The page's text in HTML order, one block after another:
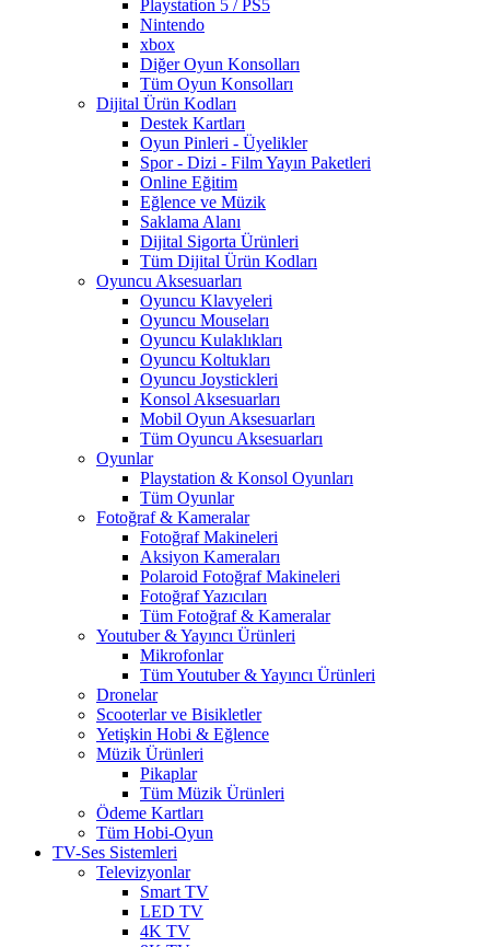
Playstation 5 / PS5
Nintendo
xbox
Diğer Oyun Konsolları
Tüm Oyun Konsolları
Dijital Ürün Kodları
Destek Kartları
Oyun Pinleri - Üyelikler
Spor - Dizi - Film Yayın Paketleri
Online Eğitim
Eğlence ve Müzik
Saklama Alanı
Dijital Sigorta Ürünleri
Tüm Dijital Ürün Kodları
Oyuncu Aksesuarları
Oyuncu Klavyeleri
Oyuncu Mouseları
Oyuncu Kulaklıkları
Oyuncu Koltukları
Oyuncu Joystickleri
Konsol Aksesuarları
Mobil Oyun Aksesuarları
Tüm Oyuncu Aksesuarları
Oyunlar
Playstation & Konsol Oyunları
Tüm Oyunlar
Fotoğraf & Kameralar
Fotoğraf Makineleri
Aksiyon Kameraları
Polaroid Fotoğraf Makineleri
Fotoğraf Yazıcıları
Tüm Fotoğraf & Kameralar
Youtuber & Yayıncı Ürünleri
Mikrofonlar
Tüm Youtuber & Yayıncı Ürünleri
Dronelar
Scooterlar ve Bisikletler
Yetişkin Hobi & Eğlence
Müzik Ürünleri
Pikaplar
Tüm Müzik Ürünleri
Ödeme Kartları
Tüm Hobi-Oyun
TV-Ses Sistemleri
Televizyonlar
Smart TV
LED TV
4K TV